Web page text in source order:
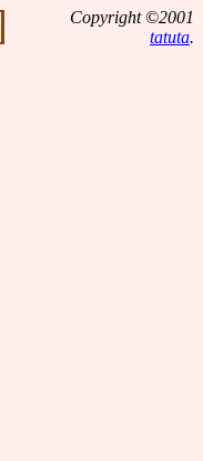
Copyright ©2001
tatuta.